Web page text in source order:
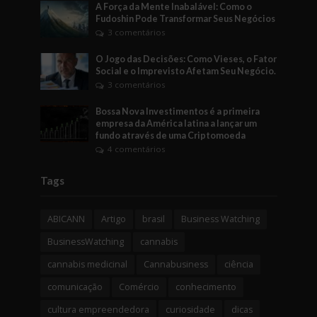
A Força da Mente Inabalável: Como o
Fudoshin Pode Transformar Seus Negócios
3 comentários
O Jogo das Decisões: Como Vieses, o Fator
Social e o Imprevisto Afetam Seu Negócio.
3 comentários
Bossa Nova Investimentos é a primeira
empresa da América latina a lançar um
fundo através de uma Criptomoeda
4 comentários
Tags
ABICANN Artigo brasil
Business Watching
BusinessWatching
cannabis
cannabis medicinal
Cannabusiness
ciência
comunicação
Comércio
conhecimento
cultura empreendedora
curiosidade dicas